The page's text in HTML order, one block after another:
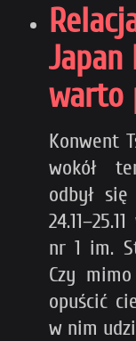
Japan
warto
Konwent
wokół
odbył
nr 1 im.
Czy
opuścić
w nim